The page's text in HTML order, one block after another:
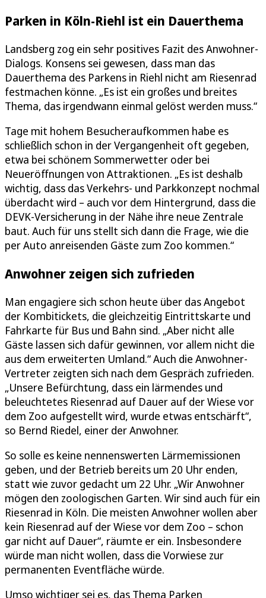
Parken in Köln-Riehl ist ein Dauerthema
Landsberg zog ein sehr positives Fazit des Anwohner-
Dialogs. Konsens sei gewesen, dass man das
Dauerthema des Parkens in Riehl nicht am Riesenrad
festmachen könne. „Es ist ein großes und breites
Thema, das irgendwann einmal gelöst werden muss.“
Tage mit hohem Besucheraufkommen habe es
schließlich schon in der Vergangenheit oft gegeben,
etwa bei schönem Sommerwetter oder bei
Neueröffnungen von Attraktionen. „Es ist deshalb
wichtig, dass das Verkehrs- und Parkkonzept nochmal
überdacht wird – auch vor dem Hintergrund, dass die
DEVK-Versicherung in der Nähe ihre neue Zentrale
baut. Auch für uns stellt sich dann die Frage, wie die
per Auto anreisenden Gäste zum Zoo kommen.“
Anwohner zeigen sich zufrieden
Man engagiere sich schon heute über das Angebot
der Kombitickets, die gleichzeitig Eintrittskarte und
Fahrkarte für Bus und Bahn sind. „Aber nicht alle
Gäste lassen sich dafür gewinnen, vor allem nicht die
aus dem erweiterten Umland.“ Auch die Anwohner-
Vertreter zeigten sich nach dem Gespräch zufrieden.
„Unsere Befürchtung, dass ein lärmendes und
beleuchtetes Riesenrad auf Dauer auf der Wiese vor
dem Zoo aufgestellt wird, wurde etwas entschärft“,
so Bernd Riedel, einer der Anwohner.
So solle es keine nennenswerten Lärmemissionen
geben, und der Betrieb bereits um 20 Uhr enden,
statt wie zuvor gedacht um 22 Uhr. „Wir Anwohner
mögen den zoologischen Garten. Wir sind auch für ein
Riesenrad in Köln. Die meisten Anwohner wollen aber
kein Riesenrad auf der Wiese vor dem Zoo – schon
gar nicht auf Dauer“, räumte er ein. Insbesondere
würde man nicht wollen, dass die Vorwiese zur
permanenten Eventfläche würde.
Umso wichtiger sei es, das Thema Parken